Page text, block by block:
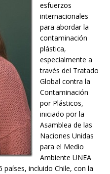
esfuerzos
internacionales
para abordar la
contaminación
plástica,
especialmente a
través del Tratado
Global contra la
Contaminación
por Plásticos,
iniciado por la
Asamblea de las
Naciones Unidas
para el Medio
Ambiente UNEA
incluido Chile, con la